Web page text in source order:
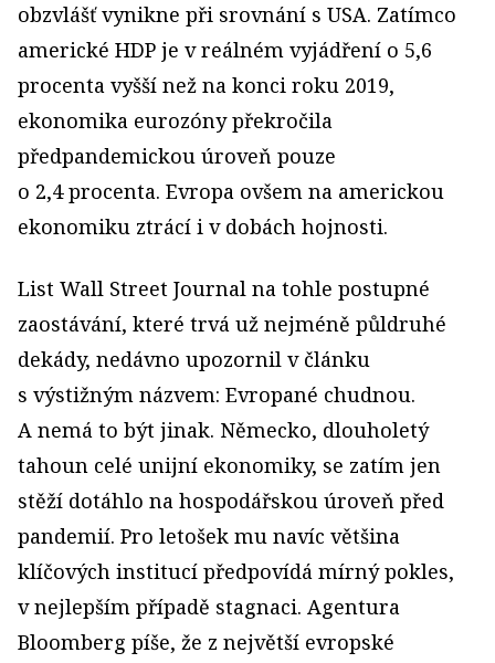
obzvlášť vynikne při srovnání s USA. Zatímco
americké HDP je v reálném vyjádření o 5,6
procenta vyšší než na konci roku 2019,
ekonomika eurozóny překročila
předpandemickou úroveň pouze
o 2,4 procenta. Evropa ovšem na americkou
ekonomiku ztrácí i v dobách hojnosti.
List Wall Street Journal na tohle postupné
zaostávání, které trvá už nejméně půldruhé
dekády, nedávno upozornil v článku
s výstižným názvem: Evropané chudnou.
A nemá to být jinak. Německo, dlouholetý
tahoun celé unijní ekonomiky, se zatím jen
stěží dotáhlo na hospodářskou úroveň před
pandemií. Pro letošek mu navíc většina
klíčových institucí předpovídá mírný pokles,
v nejlepším případě stagnaci. Agentura
Bloomberg píše, že z největší evropské